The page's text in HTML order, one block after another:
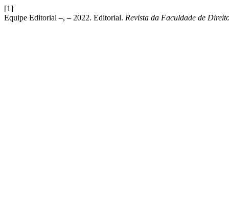
[1]
Equipe Editorial –, – 2022. Editorial. Revista da Faculdade de